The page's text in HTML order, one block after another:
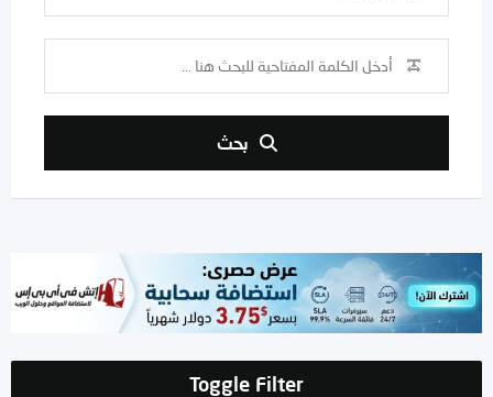
بحث
Toggle Filter